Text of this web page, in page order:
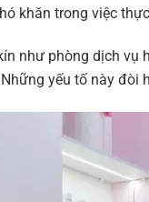
khăn trong việc
như phòng dịch
yếu tố này